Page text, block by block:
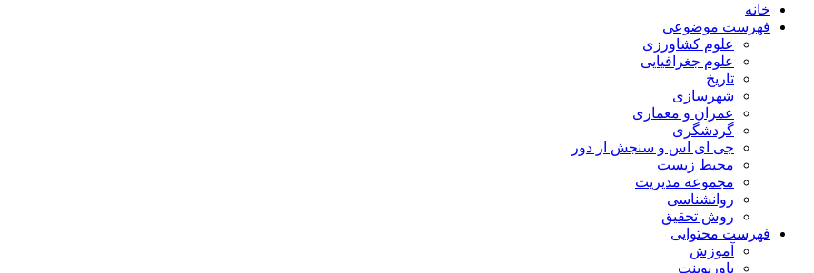
خانه
فهرست موضوعی
علوم کشاورزی
علوم جغرافیایی
تاریخ
شهرسازی
عمران و معماری
گردشگری
جی ای اس و سنجش از دور
محیط زیست
مجموعه مدیریت
روانشناسی
روش تحقیق
فهرست محتوایی
آموزش
پاورپوینت